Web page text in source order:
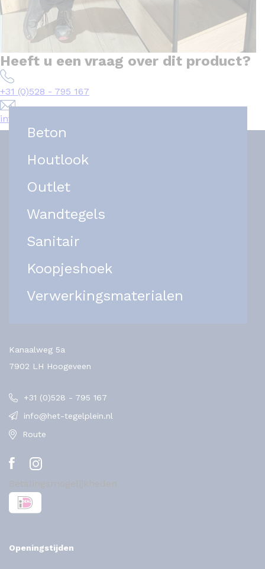
Heeft u een vraag over dit product?
+31 (0)528 - 795 167
info@het-tegelplein.nl
Beton
Houtlook
Outlet
Wandtegels
Sanitair
Koopjeshoek
Verwerkingsmaterialen
Kanaalweg 5a
7902 LH Hoogeveen
+31 (0)528 - 795 167
info@het-tegelplein.nl
Route
Openingstijden